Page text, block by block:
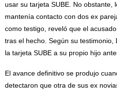
usar su tarjeta SUBE. No obstante,
mantenía contacto con dos ex
como testigo, reveló que el
tras el hecho. Según su
la tarjeta SUBE a su propio hijo
El avance definitivo se produjo
detectaron que otra de sus ex